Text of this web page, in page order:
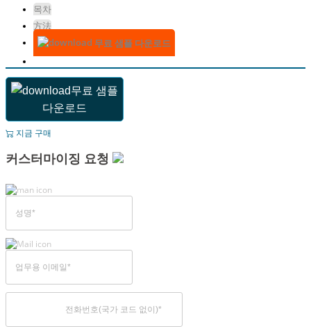
목차
方法
무료 샘플 다운로드
무료 샘플
다운로드
지금 구매
커스터마이징 요청